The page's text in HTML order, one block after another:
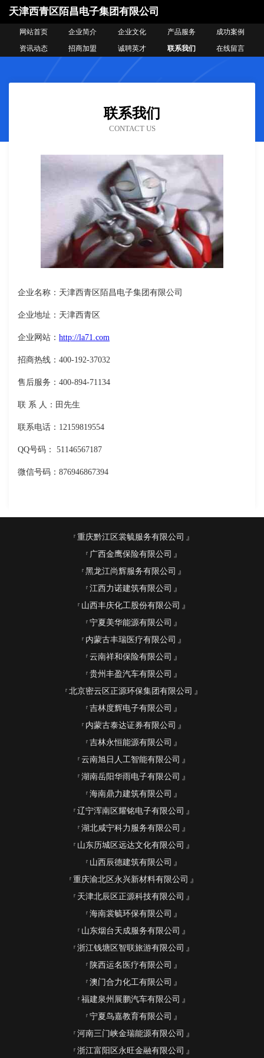
天津西青区陌昌电子集团有限公司
网站首页 企业简介 企业文化 产品服务
成功案例
资讯动态
招商加盟 诚聘英才 联系我们 在线留言
联系我们
CONTACT US
企业名称：天津西青区陌昌电子集团有限公司
企业地址：天津西青区
企业网站： http://la71.com
招商热线：400-192-37032
售后服务：400-894-71134
联 系 人：田先生
联系电话：12159819554
QQ号码： 51146567187
微信号码：876946867394
重庆黔江区裳毓服务有限公司
广西金鹰保险有限公司
黑龙江尚辉服务有限公司
江西力诺建筑有限公司
山西丰庆化工股份有限公司
宁夏美华能源有限公司
内蒙古丰瑞医疗有限公司
云南祥和保险有限公司
贵州丰盈汽车有限公司
北京密云区正源环保集团有限公司
吉林度辉电子有限公司
内蒙古泰达证券有限公司
吉林永恒能源有限公司
云南旭日人工智能有限公司
湖南岳阳华雨电子有限公司
海南鼎力建筑有限公司
辽宁浑南区耀铭电子有限公司
湖北咸宁科力服务有限公司
山东历城区远达文化有限公司
山西辰德建筑有限公司
重庆渝北区永兴新材料有限公司
天津北辰区正源科技有限公司
海南裳毓环保有限公司
山东烟台天成服务有限公司
浙江钱塘区智联旅游有限公司
陕西运名医疗有限公司
澳门合力化工有限公司
福建泉州展鹏汽车有限公司
宁夏鸟嘉教育有限公司
河南三门峡金瑞能源有限公司
浙江富阳区永旺金融有限公司